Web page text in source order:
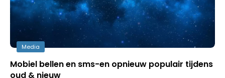
Media
Mobiel bellen en sms-en opnieuw populair tijdens
oud & nieuw